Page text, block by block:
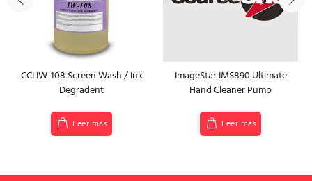
CCI IW-108 Screen Wash / Ink
Degradent
Leer más
ImageStar IMS890 Ultimate
Hand Cleaner Pump
Leer más